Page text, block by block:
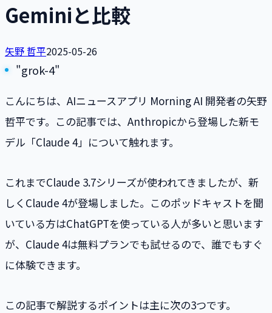
Geminiと比較
矢野 哲平2025-05-26
"grok-4"
こんにちは、AIニュースアプリ Morning AI 開発者の矢野
哲平です。この記事では、Anthropicから登場した新モ
デル「Claude 4」について触れます。
これまでClaude 3.7シリーズが使われてきましたが、新
しくClaude 4が登場しました。このポッドキャストを聞
いている方はChatGPTを使っている人が多いと思います
が、Claude 4は無料プランでも試せるので、誰でもすぐ
に体験できます。
この記事で解説するポイントは主に次の3つです。